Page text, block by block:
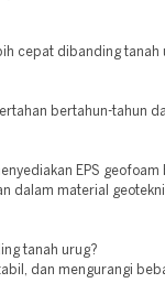
cepat dibanding tanah
bertahun-tahun
EPS geofoam
dalam material
tanah urug?
dan mengurangi